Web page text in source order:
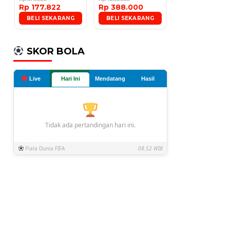
Rp 177.822
BELI SEKARANG
Microphone
Rp 388.000
BELI SEKARANG
SKOR BOLA
Live Hari Ini Mendatang Hasil
Tidak ada pertandingan hari ini.
Piala Dunia FIFA 08.52 WIB